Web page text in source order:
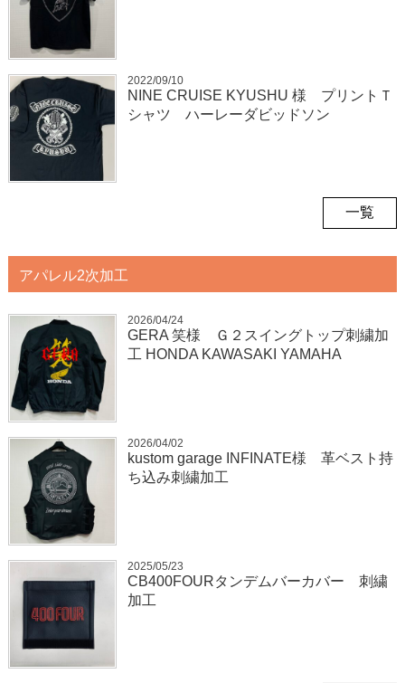
2022/09/10
NINE CRUISE KYUSHU 様 プリントＴ
シャツ ハーレーダビッドソン
一覧
アパレル2次加工
2026/04/24
GERA 笑様 Ｇ２スイングトップ刺繍加
工 HONDA KAWASAKI YAMAHA
2026/04/02
kustom garage INFINATE様 革ベスト持
ち込み刺繍加工
2025/05/23
CB400FOURタンデムバーカバー 刺繍
加工